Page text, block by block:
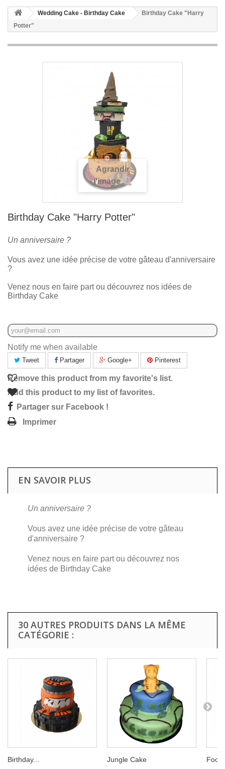
Wedding Cake - Birthday Cake
Birthday Cake "Harry
Potter"
Agrandir
l'image
Birthday Cake "Harry Potter"
Un anniversaire ?
Vous avez une idée précise de votre gâteau d'anniversaire
?
Venez nous en faire part ou découvrez nos idées de
Birthday Cake
Notify me when available
Tweet Partager Google+ Pinterest
Remove this product from my favorite's list.
Add this product to my list of favorites.
Partager sur Facebook !
Imprimer
EN SAVOIR PLUS
Un anniversaire ?
Vous avez une idée précise de votre gâteau
d'anniversaire ?
Venez nous en faire part ou découvrez nos
idées de Birthday Cake
30 AUTRES PRODUITS DANS LA MÊME
CATÉGORIE :
Birthday... Jungle Cake Foot